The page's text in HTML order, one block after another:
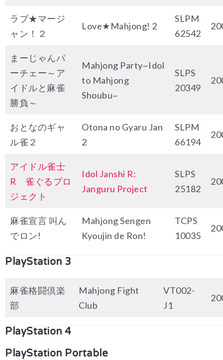
ラブ★マージ
ャン！２
Love★Mahjong! 2
SLPM
62542
まーじゃんパ
ーチェー～ア
イドルと麻雀
勝負～
Mahjong Party~Idol
to Mahjong
Shoubu~
SLPS
20349
おとなのギャ
ル雀２
Otona no Gyaru Jan
2
SLPM
66194
アイドル雀士
R 雀ぐるプロ
ジェクト
Idol Janshi R:
Janguru Project
SLPS
25182
麻雀宣言 叫ん
でロン!
Mahjong Sengen
Kyoujin de Ron!
TCPS
10035
PlayStation 3
麻雀格闘倶楽
部
Mahjong Fight
Club
VT002-
J1
PlayStation 4
PlayStation Portable